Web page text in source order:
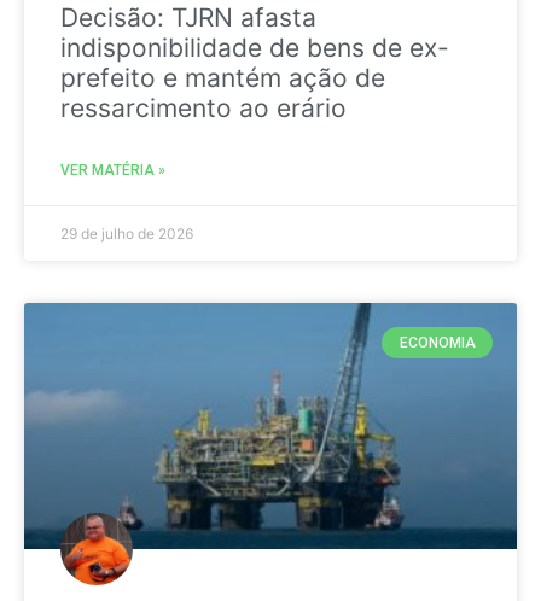
Decisão: TJRN afasta
indisponibilidade de bens de ex-
prefeito e mantém ação de
ressarcimento ao erário
VER MATÉRIA »
29 de julho de 2026
ECONOMIA